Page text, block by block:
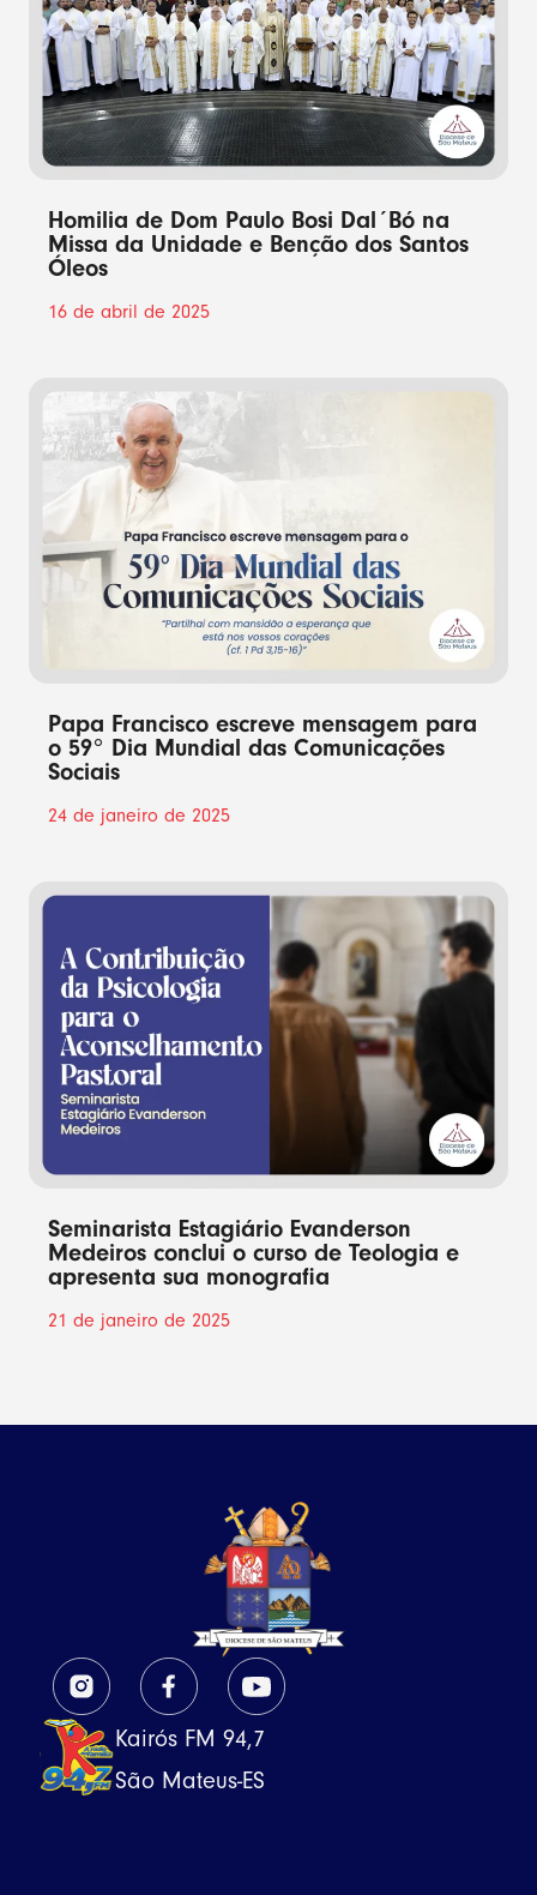
Homilia de Dom Paulo Bosi Dal´Bó na
Missa da Unidade e Benção dos Santos
Óleos
16 de abril de 2025
Papa Francisco escreve mensagem para
o 59° Dia Mundial das Comunicações
Sociais
24 de janeiro de 2025
Seminarista Estagiário Evanderson
Medeiros conclui o curso de Teologia e
apresenta sua monografia
21 de janeiro de 2025
Kairós FM 94,7
São Mateus-ES